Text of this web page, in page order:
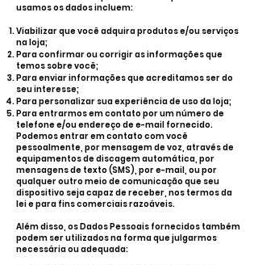
usamos os dados incluem:
Viabilizar que você adquira produtos e/ou serviços
na loja;
Para confirmar ou corrigir as informações que
temos sobre você;
Para enviar informações que acreditamos ser do
seu interesse;
Para personalizar sua experiência de uso da loja;
Para entrarmos em contato por um número de
telefone e/ou endereço de e-mail fornecido.
Podemos entrar em contato com você
pessoalmente, por mensagem de voz, através de
equipamentos de discagem automática, por
mensagens de texto (SMS), por e-mail, ou por
qualquer outro meio de comunicação que seu
dispositivo seja capaz de receber, nos termos da
lei e para fins comerciais razoáveis.
Além disso, os Dados Pessoais fornecidos também
podem ser utilizados na forma que julgarmos
necessária ou adequada: